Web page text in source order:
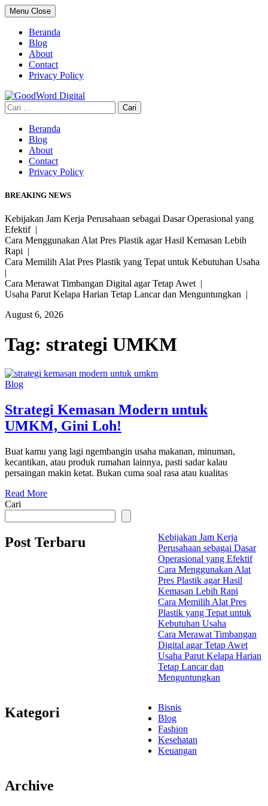
Skip
to
content
Menu Close
Beranda
Blog
About
Contact
Privacy Policy
Cari
untuk:
Beranda
Blog
About
Contact
Privacy Policy
BREAKING NEWS
Kebijakan Jam Kerja Perusahaan sebagai Dasar Operasional yang
Efektif |
Cara Menggunakan Alat Pres Plastik agar Hasil Kemasan Lebih
Rapi |
Cara Memilih Alat Pres Plastik yang Tepat untuk Kebutuhan Usaha
|
Cara Merawat Timbangan Digital agar Tetap Awet |
Usaha Parut Kelapa Harian Tetap Lancar dan Menguntungkan |
August 6, 2026
Tag: strategi UMKM
Blog
Strategi Kemasan Modern untuk
UMKM, Gini Loh!
Buat kamu yang lagi ngembangin usaha makanan, minuman,
kecantikan, atau produk rumahan lainnya, pasti sadar kalau
persaingan makin ketat. Bukan cuma soal rasa atau kualitas
Read More
Cari
Post Terbaru
Kebijakan Jam Kerja
Perusahaan sebagai Dasar
Operasional yang Efektif
Cara Menggunakan Alat
Pres Plastik agar Hasil
Kemasan Lebih Rapi
Cara Memilih Alat Pres
Plastik yang Tepat untuk
Kebutuhan Usaha
Cara Merawat Timbangan
Digital agar Tetap Awet
Usaha Parut Kelapa Harian
Tetap Lancar dan
Menguntungkan
Kategori
Bisnis
Blog
Fashion
Kesehatan
Keuangan
Archive